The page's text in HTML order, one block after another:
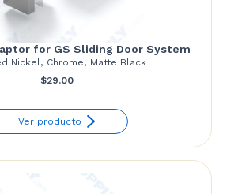
for GS Sliding Door System
Nickel, Chrome, Matte Black
$29.00
Ver producto